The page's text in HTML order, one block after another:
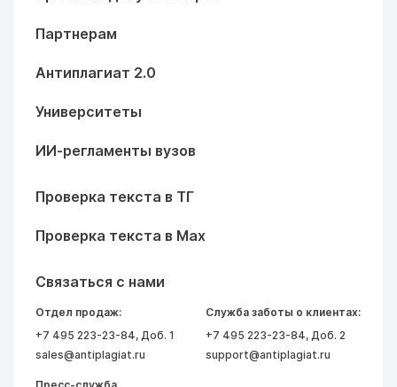
Партнерам
Антиплагиат 2.0
Университеты
ИИ-регламенты вузов
Проверка текста в ТГ
Проверка текста в Max
Связаться с нами
Отдел продаж:
+7 495 223-23-84, Доб. 1
sales@antiplagiat.ru
Служба заботы о клиентах:
+7 495 223-23-84, Доб. 2
support@antiplagiat.ru